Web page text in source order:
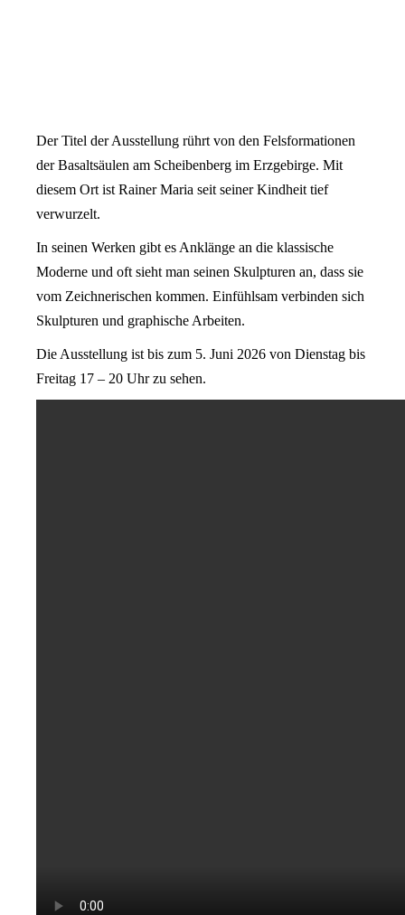
Der Titel der Ausstellung rührt von den Felsformationen
der Basaltsäulen am Scheibenberg im Erzgebirge. Mit
diesem Ort ist Rainer Maria seit seiner Kindheit tief
verwurzelt.
In seinen Werken gibt es Anklänge an die klassische
Moderne und oft sieht man seinen Skulpturen an, dass sie
vom Zeichnerischen kommen. Einfühlsam verbinden sich
Skulpturen und graphische Arbeiten.
Die Ausstellung ist bis zum 5. Juni 2026 von Dienstag bis
Freitag 17 – 20 Uhr zu sehen.